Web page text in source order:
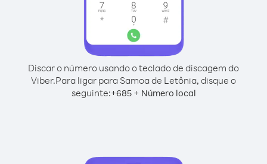
Discar o número usando o teclado de discagem do
Viber.Para ligar para Samoa de Letônia, disque o
seguinte:+685+ Número local